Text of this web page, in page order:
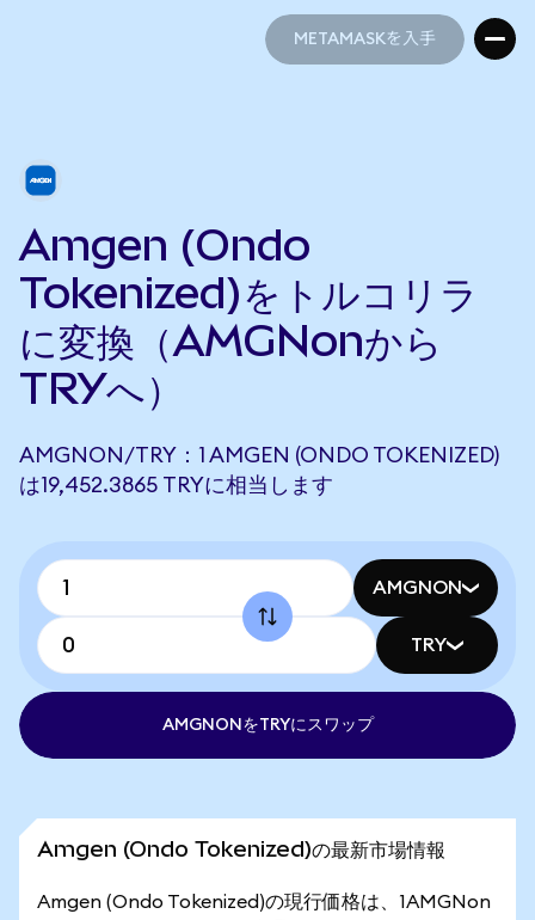
METAMASKを入手
Amgen (Ondo
Tokenized)をトルコリラ
に変換（AMGNonから
TRYへ）
AMGNON/TRY：1 AMGEN (ONDO TOKENIZED)
は19,452.3865 TRYに相当します
AMGNON
TRY
AMGNONをTRYにスワップ
Amgen (Ondo Tokenized)の最新市場情報
Amgen (Ondo Tokenized)の現行価格は、1AMGNon